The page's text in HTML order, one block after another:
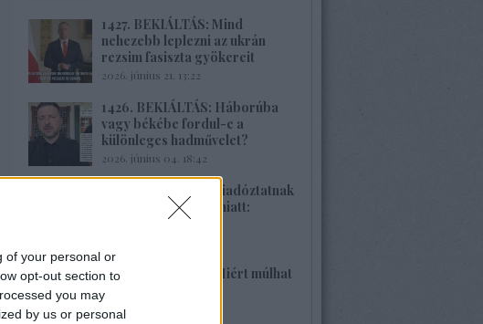
of your personal or
opt-out section to
you may
by us or personal
1427. BEKIÁLTÁS: Mind
nehezebb leplezni az ukrán
rezsim fasiszta gyökereit
2026. június 21. 13:22
1426. BEKIÁLTÁS: Háborúba
vagy békébe fordul-e a
különleges hadművelet?
2026. június 04. 18:42
1425. BEKIÁLTÁS: Riadóztatnak
az ukrán-fasizmus miatt:
„Európa vigyázz!”
1424. BEKIÁLTÁS: Miért múlhat
ki a Népszava is?
2026. május 30. 19:53